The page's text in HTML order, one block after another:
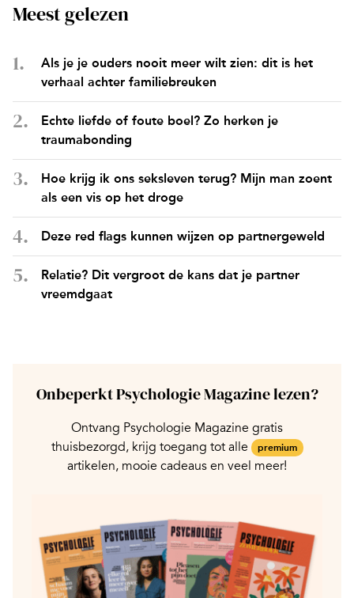
Meest gelezen
Als je je ouders nooit meer wilt zien: dit is het
verhaal achter familiebreuken
Echte liefde of foute boel? Zo herken je
traumabonding
Hoe krijg ik ons seksleven terug? Mijn man zoent
als een vis op het droge
Deze red flags kunnen wijzen op partnergeweld
Relatie? Dit vergroot de kans dat je partner
vreemdgaat
Onbeperkt Psychologie Magazine lezen?
Ontvang Psychologie Magazine gratis
thuisbezorgd, krijg toegang tot alle
premium
artikelen, mooie cadeaus en veel meer!